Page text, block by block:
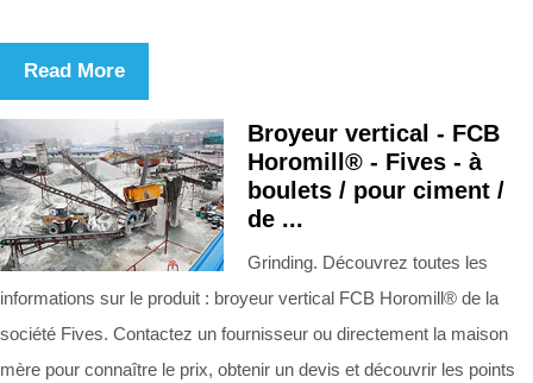
Read More
Broyeur vertical - FCB
Horomill® - Fives - à
boulets / pour ciment /
de ...
Grinding. Découvrez toutes les
informations sur le produit : broyeur vertical FCB Horomill® de la
société Fives. Contactez un fournisseur ou directement la maison
mère pour connaître le prix, obtenir un devis et découvrir les points